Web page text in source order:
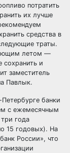
потратить
их лучше
средства в
траты.
летом —
сохранить и
заместитель
Павлык.
банки
с ежемесячным
года
15 годовых). На
России», что